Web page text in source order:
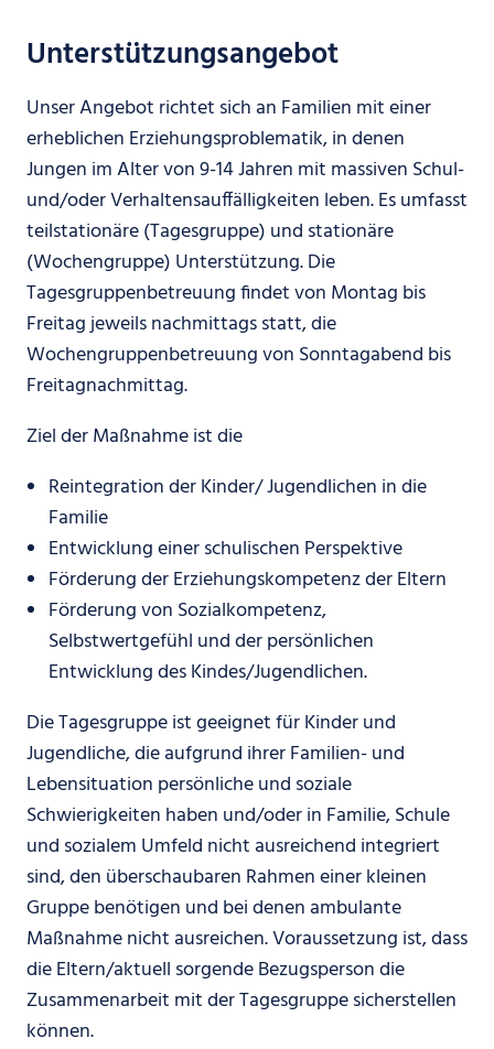
Unterstützungsangebot
Unser Angebot richtet sich an Familien mit einer
erheblichen Erziehungsproblematik, in denen
Jungen im Alter von 9-14 Jahren mit massiven Schul-
und/oder Verhaltensauffälligkeiten leben. Es umfasst
teilstationäre (Tagesgruppe) und stationäre
(Wochengruppe) Unterstützung. Die
Tagesgruppenbetreuung findet von Montag bis
Freitag jeweils nachmittags statt, die
Wochengruppenbetreuung von Sonntagabend bis
Freitagnachmittag.
Ziel der Maßnahme ist die
Reintegration der Kinder/ Jugendlichen in die
Familie
Entwicklung einer schulischen Perspektive
Förderung der Erziehungskompetenz der Eltern
Förderung von Sozialkompetenz,
Selbstwertgefühl und der persönlichen
Entwicklung des Kindes/Jugendlichen.
Die Tagesgruppe ist geeignet für Kinder und
Jugendliche, die aufgrund ihrer Familien- und
Lebensituation persönliche und soziale
Schwierigkeiten haben und/oder in Familie, Schule
und sozialem Umfeld nicht ausreichend integriert
sind, den überschaubaren Rahmen einer kleinen
Gruppe benötigen und bei denen ambulante
Maßnahme nicht ausreichen. Voraussetzung ist, dass
die Eltern/aktuell sorgende Bezugsperson die
Zusammenarbeit mit der Tagesgruppe sicherstellen
können.